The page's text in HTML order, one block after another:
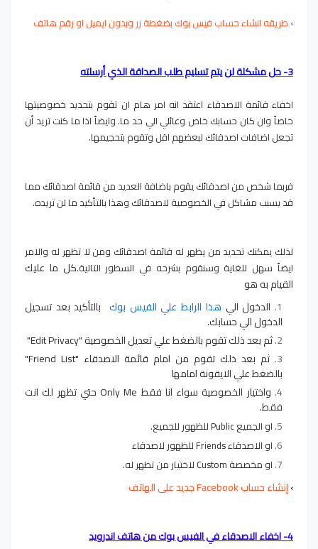
› طريقه انشاء حساب فيس بوك بضغطة زر وبدون ايميل او رقم هاتف
3- حل مشكلة لن يتم تسليم طلب الصداقة الذي أرسلته
اخفاء قائمة الاصدقاء اعتقد انه امر هام ان تقوم بتحديد خصوصيتها
خاصاً وان كان حسابك خاص وعائلي الي حد ما. وايضاً اذا ما كنت تريد أن
تجعل اضافات اصدقائك لبعضهم اقل وتقوم بتحجيمها.
فربما شخص من اصدقائك يقوم باضافة العديد من قائمة اصدقائك مما
قد يسبب مشاكل في الخصوصية لاصدقائك وهذا بالتأكيد ما لن تريده.
لذلك يمكنك تحديد من يظهر له قائمة اصدقائك ومن لا تظهر له والامر
ايضاً سهل للغاية وسنقوم بشرحه في السطور التالية.كل ما عليك
القيام به هو
الدخول الي هذا الرابط علي الفيس بوك بالتأكيد بعد تسجيل
الدخول الي حسابك.
ثم بعد ذلك تقوم بالضغط عليتعديل الخصوصية "Edit Privacy"
ثم بعد ذلك تقوم من امام قائمة الاصدقاء "Friend List"
بالضغط علي الايقونة امامها
واختيار الخصوصية سواء انا فقط Only Me حتي تظهر لك انت
فقط.
او الجميع Public للظهور للجميع.
او الاصدقاء Friends للظهور لاصدقاء
او مخصصة Custom لاختيار من تظهر له.
›إنشاء حساب Facebook جديد على الهاتف
4- اخفاء الاصدقاء في الفيس بوك من هاتف اندرويد